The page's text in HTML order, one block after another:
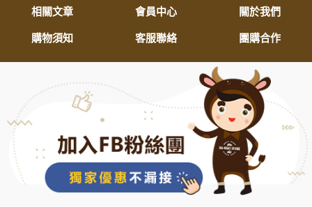
相關文章 會員中心 關於我們
購物須知 客服聯絡 團購合作